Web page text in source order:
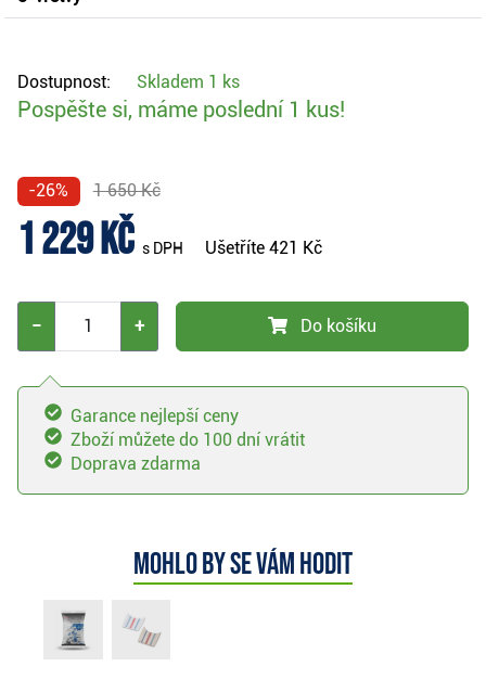
Dostupnost: Skladem 1 ks
Pospěšte si, máme poslední 1 kus!
-26% 1 650 Kč
1 229 Kč s DPH Ušetříte 421 Kč
− + Do košíku
Garance nejlepší ceny
Zboží můžete do 100 dní vrátit
Doprava zdarma
Mohlo by se vám hodit